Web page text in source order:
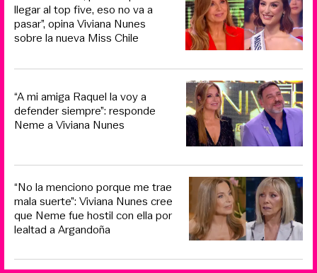
llegar al top five, eso no va a
pasar”, opina Viviana Nunes
sobre la nueva Miss Chile
“A mi amiga Raquel la voy a
defender siempre”: responde
Neme a Viviana Nunes
“No la menciono porque me trae
mala suerte”: Viviana Nunes cree
que Neme fue hostil con ella por
lealtad a Argandoña